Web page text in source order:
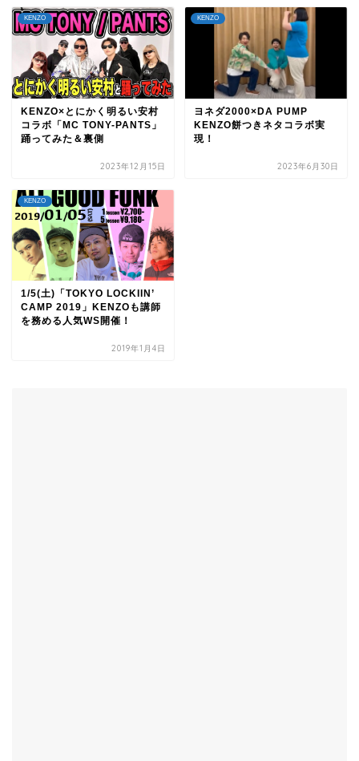
KENZO
KENZO×とにかく明るい安村
コラボ「MC TONY-PANTS」
踊ってみた＆裏側
2023年12月15日
KENZO
ヨネダ2000×DA PUMP
KENZO餅つきネタコラボ実
現！
2023年6月30日
KENZO
1/5(土)「TOKYO LOCKIIN’
CAMP 2019」KENZOも講師
を務める人気WS開催！
2019年1月4日